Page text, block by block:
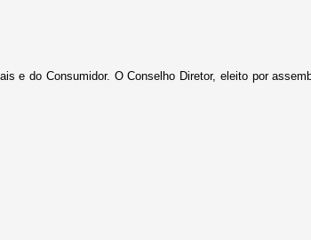
e do Consumidor. O Conselho Diretor, eleito por